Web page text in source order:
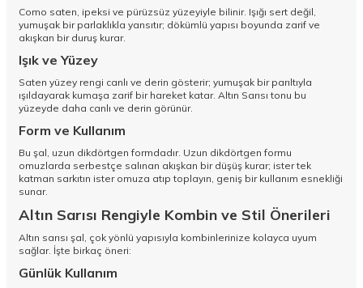
Como saten, ipeksi ve pürüzsüz yüzeyiyle bilinir. Işığı sert değil,
yumuşak bir parlaklıkla yansıtır; dökümlü yapısı boyunda zarif ve
akışkan bir duruş kurar.
Işık ve Yüzey
Saten yüzey rengi canlı ve derin gösterir; yumuşak bir parıltıyla
ışıldayarak kumaşa zarif bir hareket katar. Altın Sarısı tonu bu
yüzeyde daha canlı ve derin görünür.
Form ve Kullanım
Bu şal, uzun dikdörtgen formdadır. Uzun dikdörtgen formu
omuzlarda serbestçe salınan akışkan bir düşüş kurar; ister tek
katman sarkıtın ister omuza atıp toplayın, geniş bir kullanım esnekliği
sunar.
Altın Sarısı Rengiyle Kombin ve Stil Önerileri
Altın sarısı şal, çok yönlü yapısıyla kombinlerinize kolayca uyum
sağlar. İşte birkaç öneri:
Günlük Kullanım